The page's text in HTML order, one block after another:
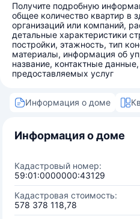
Получите подробную
общее количество квартир в
организаций или компаний,
детальные характеристики
постройки, этажность, тип
материалы, информация об
название, контактные
предоставляемых услуг
Информация о доме
Информация о доме
Кадастровый номер:
59:01:0000000:43129
Кадастровая стоимость:
578 378 118,78